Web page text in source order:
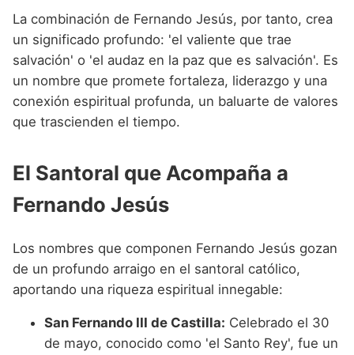
La combinación de Fernando Jesús, por tanto, crea
un significado profundo: 'el valiente que trae
salvación' o 'el audaz en la paz que es salvación'. Es
un nombre que promete fortaleza, liderazgo y una
conexión espiritual profunda, un baluarte de valores
que trascienden el tiempo.
El Santoral que Acompaña a
Fernando Jesús
Los nombres que componen Fernando Jesús gozan
de un profundo arraigo en el santoral católico,
aportando una riqueza espiritual innegable:
San Fernando III de Castilla: Celebrado el 30
de mayo, conocido como 'el Santo Rey', fue un